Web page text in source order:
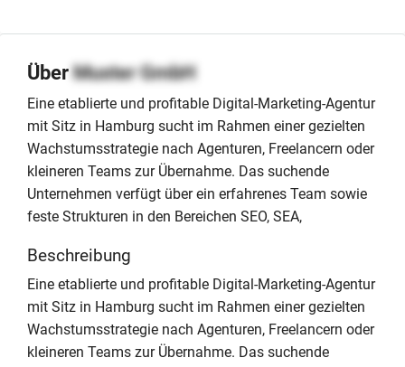
ÜberMuster GmbH
Eine etablierte und profitable Digital-Marketing-Agentur
mit Sitz in Hamburg sucht im Rahmen einer gezielten
Wachstumsstrategie nach Agenturen, Freelancern oder
kleineren Teams zur Übernahme. Das suchende
Unternehmen verfügt über ein erfahrenes Team sowie
feste Strukturen in den Bereichen SEO, SEA,
Beschreibung
Eine etablierte und profitable Digital-Marketing-Agentur
mit Sitz in Hamburg sucht im Rahmen einer gezielten
Wachstumsstrategie nach Agenturen, Freelancern oder
kleineren Teams zur Übernahme. Das suchende